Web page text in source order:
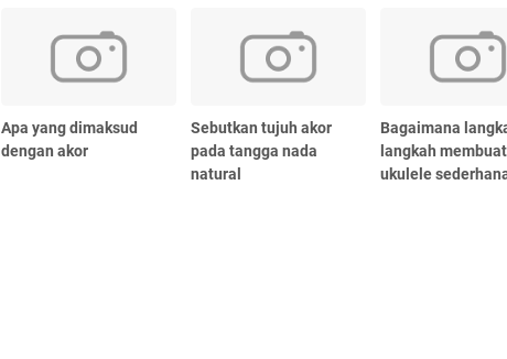
Apa yang dimaksud
dengan akor
Sebutkan tujuh akor
pada tangga nada
natural
Bagaimana
langkah membuat
ukulele